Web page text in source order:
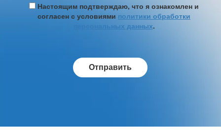
Настоящим подтверждаю, что я ознакомлен и
согласен с условиями политики обработки
персональных данных.